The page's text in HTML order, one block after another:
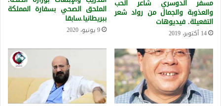
مسفر الدوسري شاعر الحب
والعذوبة والجمال من رواد شعر
التفعيلة. فيديوهات
14 أكتوبر، 2019
الملحق الصحي بسفارة المملكة
ببريطانيا.سابقا
9 يونيو، 2020